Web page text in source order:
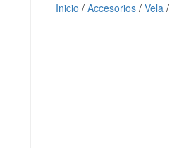
Inicio / Accesorios/ Vela/